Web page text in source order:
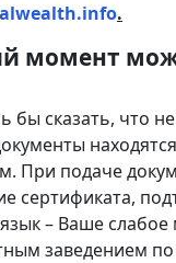
.
момент
бы сказать, что
При подаче
сертификата,
– Ваше
заведением